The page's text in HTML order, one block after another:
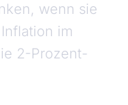
wenn sie
im
2-Prozent-